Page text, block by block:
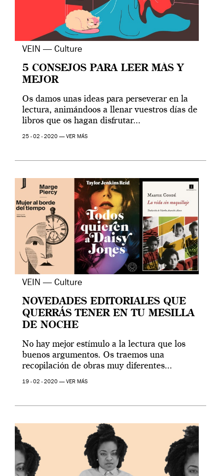
VEIN — Culture
5 CONSEJOS PARA LEER MÁS Y
MEJOR
Os damos unas ideas para perseverar en la
lectura, animándoos a llenar vuestros días de
libros que os hagan disfrutar...
25 - 02 - 2020 — VER MÁS
VEIN — Culture
NOVEDADES EDITORIALES QUE
QUERRÁS TENER EN TU MESILLA
DE NOCHE
No hay mejor estímulo a la lectura que los
buenos argumentos. Os traemos una
recopilación de obras muy diferentes...
19 - 02 - 2020 — VER MÁS